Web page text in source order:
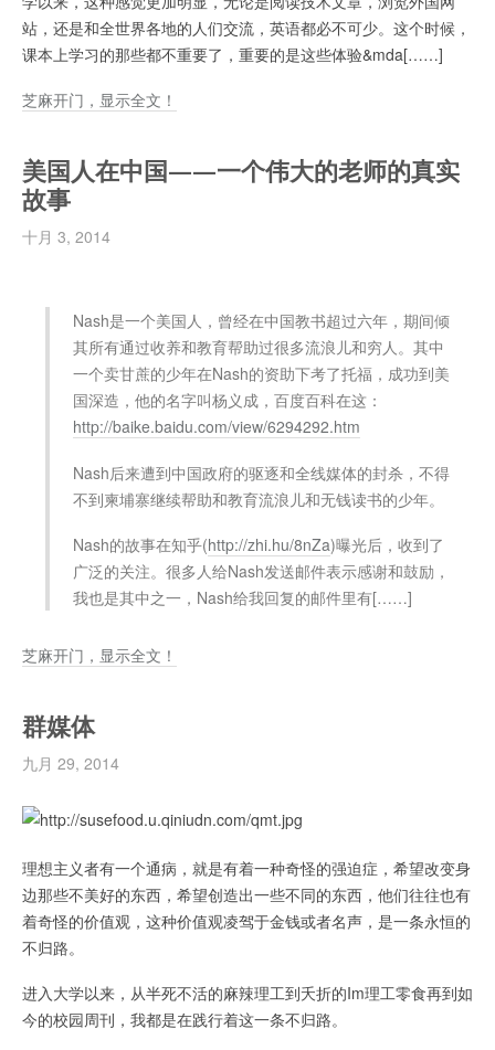
站，还是和全世界各地的人们交流，英语都必不可少。这个时候，
课本上学习的那些都不重要了，重要的是这些体验&mda[……]
芝麻开门，显示全文！
美国人在中国——一个伟大的老师的真实
故事
十月 3, 2014
Nash是一个美国人，曾经在中国教书超过六年，期间倾
其所有通过收养和教育帮助过很多流浪儿和穷人。其中
一个卖甘蔗的少年在Nash的资助下考了托福，成功到美
国深造，他的名字叫杨义成，百度百科在这：
http://baike.baidu.com/view/6294292.htm
Nash后来遭到中国政府的驱逐和全线媒体的封杀，不得
不到柬埔寨继续帮助和教育流浪儿和无钱读书的少年。
Nash的故事在知乎(http://zhi.hu/8nZa)曝光后，收到了
广泛的关注。很多人给Nash发送邮件表示感谢和鼓励，
我也是其中之一，Nash给我回复的邮件里有[……]
芝麻开门，显示全文！
群媒体
九月 29, 2014
理想主义者有一个通病，就是有着一种奇怪的强迫症，希望改变身
边那些不美好的东西，希望创造出一些不同的东西，他们往往也有
着奇怪的价值观，这种价值观凌驾于金钱或者名声，是一条永恒的
不归路。
进入大学以来，从半死不活的麻辣理工到夭折的Im理工零食再到如
今的校园周刊，我都是在践行着这一条不归路。